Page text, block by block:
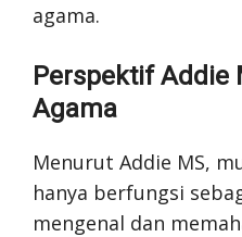
agama.
Perspektif Addie
Agama
Menurut Addie MS,
hanya berfungsi
mengenal dan